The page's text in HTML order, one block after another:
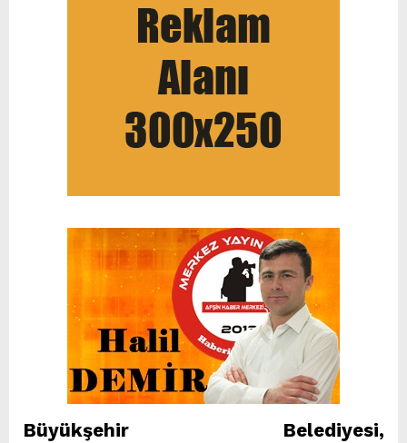
Büyükşehir Belediyesi,